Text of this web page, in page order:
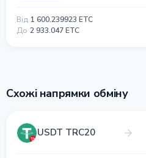
Від 1 600.239923 ETC
До 2 933.047 ETC
Схожі напрямки обміну
USDT TRC20